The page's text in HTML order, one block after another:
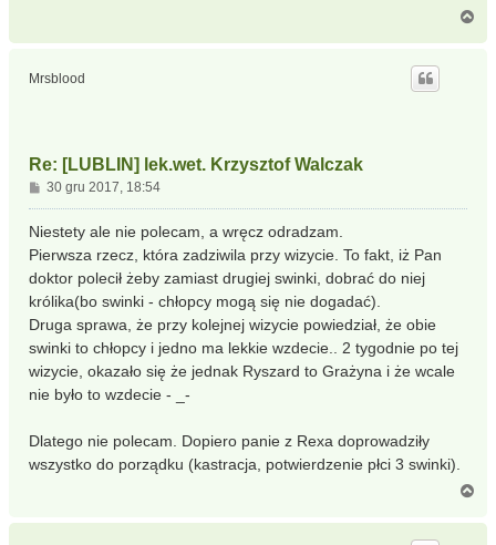
Mrsblood
Re: [LUBLIN] lek.wet. Krzysztof Walczak
P
o
s
t
30 gru 2017, 18:54
Niestety ale nie polecam, a wręcz odradzam.
Pierwsza rzecz, która zadziwila przy wizycie. To fakt, iż Pan
doktor polecił żeby zamiast drugiej swinki, dobrać do niej
królika(bo swinki - chłopcy mogą się nie dogadać).
Druga sprawa, że przy kolejnej wizycie powiedział, że obie
swinki to chłopcy i jedno ma lekkie wzdecie.. 2 tygodnie po tej
wizycie, okazało się że jednak Ryszard to Grażyna i że wcale
nie było to wzdecie - _-
Dlatego nie polecam. Dopiero panie z Rexa doprowadziły
wszystko do porządku (kastracja, potwierdzenie płci 3 swinki).
g